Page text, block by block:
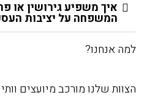
איך משפיע גירושין או
המשפחה על יציבות
למה אנחנו?
הצוות שלנו מורכב מיועצים